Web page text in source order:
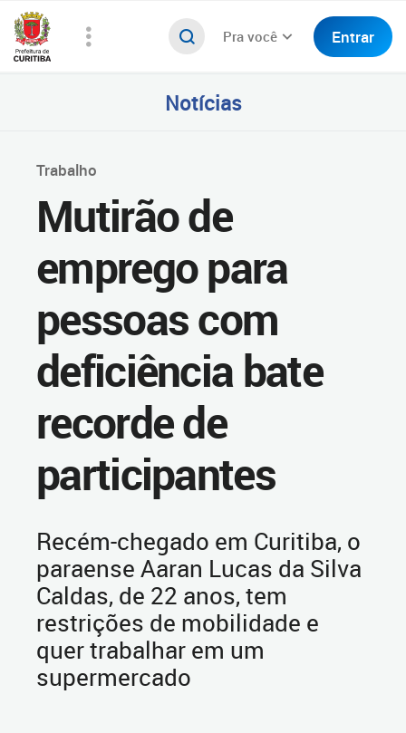
Pra você Entrar
Notícias
Trabalho
Mutirão de
emprego para
pessoas com
deficiência bate
recorde de
participantes
Recém-chegado em Curitiba, o
paraense Aaran Lucas da Silva
Caldas, de 22 anos, tem
restrições de mobilidade e
quer trabalhar em um
supermercado